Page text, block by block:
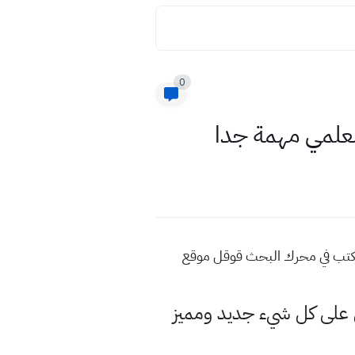
0
مهمة جدا
في محرك البحث قوقل موقع
كل شيء جديد ومميز